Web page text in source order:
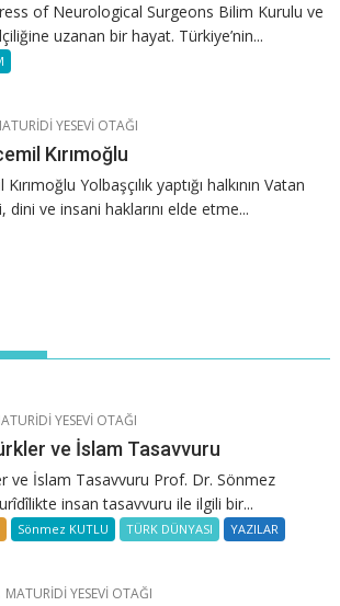
of Neurological Surgeons Bilim Kurulu ve
uzanan bir hayat. Türkiye’nin...
YESEVİ OTAĞI
Kırımoğlu
Yolbaşçılık yaptığı halkının Vatan
dini ve insani haklarını elde etme...
YESEVİ OTAĞI
ve İslam Tasavvuru
ve İslam Tasavvuru Prof. Dr. Sönmez
insan tasavvuru ile ilgili bir...
Sönmez KUTLU TÜRK DÜNYASI YAZILAR
MATURİDİ YESEVİ OTAĞI